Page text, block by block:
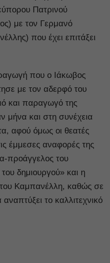
Πατρινού
με τον Γερμανό
που έχει επιτάξει
που ο Ιάκωβος
με τον αδερφό του
και παραγωγό της
μήνα και στη συνέχεια
αφού όμως οι θεατές
έμμεσες αναφορές της
προάγγελος του
δημιουργού» και η
Καμπανέλλη, καθώς σε
το καλλιτεχνικό